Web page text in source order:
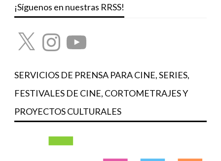
¡Síguenos en nuestras RRSS!
X InstagramYouTube
SERVICIOS DE PRENSA PARA CINE, SERIES,
FESTIVALES DE CINE, CORTOMETRAJES Y
PROYECTOS CULTURALES